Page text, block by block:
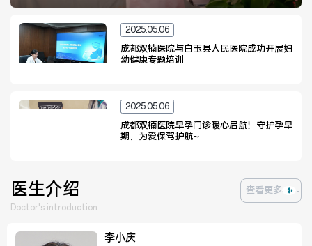
2025.05.06
成都双楠医院与白玉县人民医院成功开展妇
幼健康专题培训
2025.05.06
成都双楠医院早孕门诊暖心启航！守护孕早
期，为爱保驾护航~
医生介绍
Doctor's introduction
查看更多
李小庆